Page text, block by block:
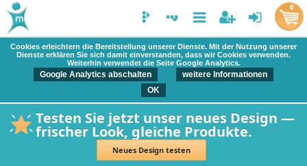
Cookies erleichtern die Bereitstellung unserer Dienste. Mit der Nutzung unserer
Dienste erklären Sie sich damit einverstanden, dass wir Cookies verwenden.
Weiterhin verwendet die Seite Google Analytics.
Google Analytics abschalten
weitere Informationen
OK
Testen Sie jetzt unser neues Design —
frischer Look, gleiche Produkte.
Neues Design testen
0